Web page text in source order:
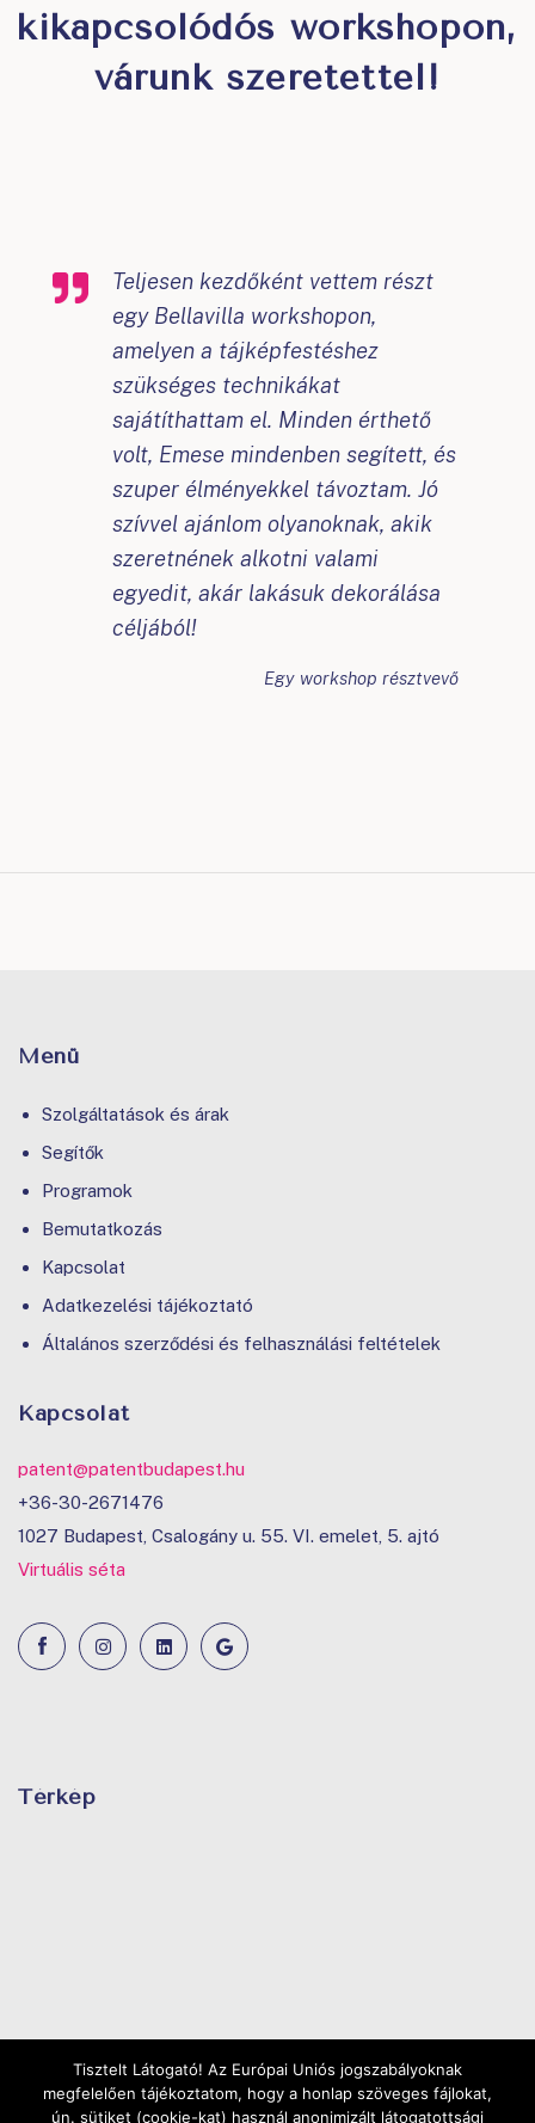
kikapcsolódós workshopon,
várunk szeretettel!
Teljesen kezdőként vettem részt
egy Bellavilla workshopon,
amelyen a tájképfestéshez
szükséges technikákat
sajátíthattam el. Minden érthető
volt, Emese mindenben segített, és
szuper élményekkel távoztam. Jó
szívvel ajánlom olyanoknak, akik
szeretnének alkotni valami
egyedit, akár lakásuk dekorálása
céljából!
Egy workshop résztvevő
Menü
Szolgáltatások és árak
Segítők
Programok
Bemutatkozás
Kapcsolat
Adatkezelési tájékoztató
Általános szerződési és felhasználási feltételek
Kapcsolat
patent@patentbudapest.hu
+36-30-2671476
1027 Budapest, Csalogány u. 55. VI. emelet, 5. ajtó
Virtuális séta
Térkép
Tisztelt Látogató! Az Európai Uniós jogszabályoknak
megfelelően tájékoztatom, hogy a honlap szöveges fájlokat,
ún. sütiket (cookie-kat) használ anonimizált látogatottsági